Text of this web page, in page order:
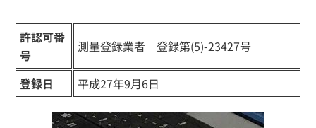
許認可番
号
測量登録業者 登録第(5)-23427号
登録日 平成27年9月6日